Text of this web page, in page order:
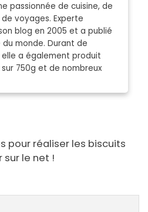
passionnée de cuisine, de
voyages. Experte
blog en 2005 et a publié
du monde. Durant de
a également produit
750g et de nombreux
pour réaliser les biscuits
sur le net !